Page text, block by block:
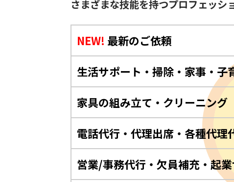
さまざまな技能を持つプロフェッシ
NEW! 最新のご依頼
生活サポート・掃除・家事・子
家具の組み立て・クリーニング
電話代行・代理出席・各種代理
営業/事務代行・欠員補充・起